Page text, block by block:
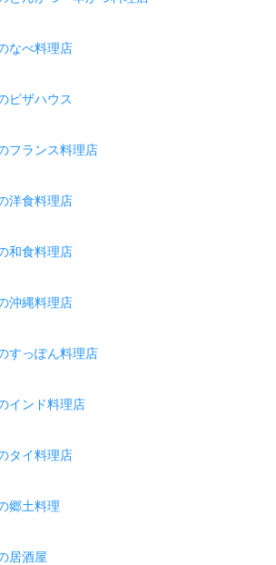
なべ料理店
ピザハウス
フランス料理店
洋食料理店
和食料理店
沖縄料理店
すっぽん料理店
インド料理店
タイ料理店
郷土料理
居酒屋